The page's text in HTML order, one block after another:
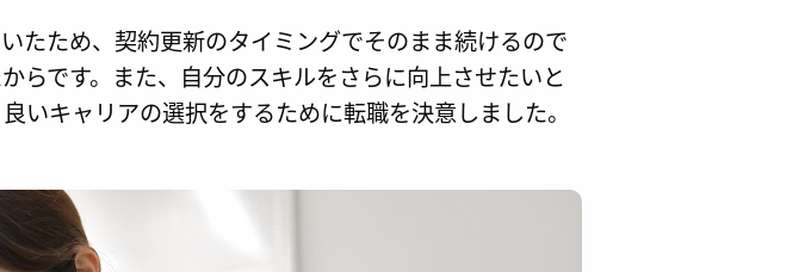
たため、契約更新のタイミングでそのまま続けるので
らです。また、自分のスキルをさらに向上させたいと
いキャリアの選択をするために転職を決意しました。